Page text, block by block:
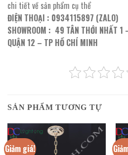
chi tiết về sản phẩm cụ thể
ĐIỆN THOẠI : 0934115897 (ZALO)
SHOWROOM : 49 TÂN THỚI NHẤT 1
QUẬN 12 – TP HỒ CHÍ MINH
SẢN PHẨM TƯƠNG TỰ
Giảm giá!